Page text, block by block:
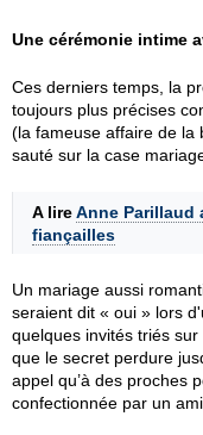
Une cérémonie intime
Ces derniers temps, la
toujours plus précises
(la fameuse affaire de la
sauté sur la case
A lireAnne Parillaud
fiançailles
Un mariage aussi
seraient dit « oui » lors
quelques invités triés
que le secret perdure
appel qu’à des proches
confectionnée par un